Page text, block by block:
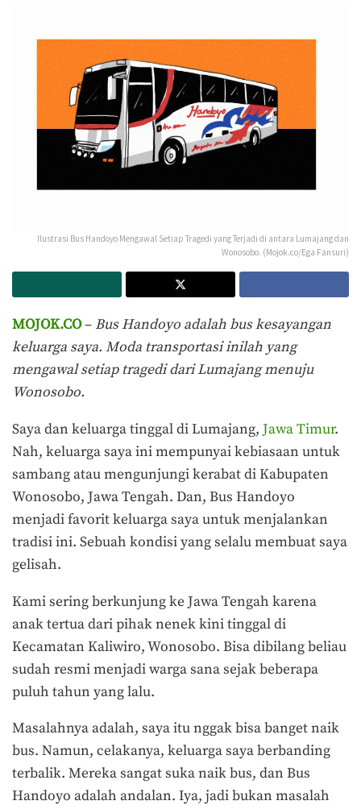
Ilustrasi Bus Handoyo Mengawal Setiap Tragedi yang Terjadi di antara Lumajang dan
Wonosobo. (Mojok.co/Ega Fansuri)
MOJOK.CO– Bus Handoyo adalah bus kesayangan
keluarga saya. Moda transportasi inilah yang
mengawal setiap tragedi dari Lumajang menuju
Wonosobo.
Saya dan keluarga tinggal di Lumajang, Jawa Timur.
Nah, keluarga saya ini mempunyai kebiasaan untuk
sambang atau mengunjungi kerabat di Kabupaten
Wonosobo, Jawa Tengah. Dan, Bus Handoyo
menjadi favorit keluarga saya untuk menjalankan
tradisi ini. Sebuah kondisi yang selalu membuat saya
gelisah.
Kami sering berkunjung ke Jawa Tengah karena
anak tertua dari pihak nenek kini tinggal di
Kecamatan Kaliwiro, Wonosobo. Bisa dibilang beliau
sudah resmi menjadi warga sana sejak beberapa
puluh tahun yang lalu.
Masalahnya adalah, saya itu nggak bisa banget naik
bus. Namun, celakanya, keluarga saya berbanding
terbalik. Mereka sangat suka naik bus, dan Bus
Handoyo adalah andalan. Iya, jadi bukan masalah